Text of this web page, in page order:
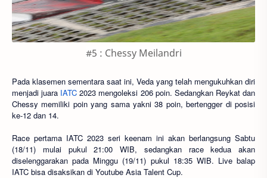
#5 : Chessy Meilandri
Pada klasemen sementara saat ini, Veda yang telah mengukuhkan diri
menjadi juara IATC 2023 mengoleksi 206 poin. Sedangkan Reykat dan
Chessy memiliki poin yang sama yakni 38 poin, bertengger di posisi
ke-12 dan 14.
Race pertama IATC 2023 seri keenam ini akan berlangsung Sabtu
(18/11) mulai pukul 21:00 WIB, sedangkan race kedua akan
diselenggarakan pada Minggu (19/11) pukul 18:35 WIB. Live balap
IATC bisa disaksikan di Youtube Asia Talent Cup.